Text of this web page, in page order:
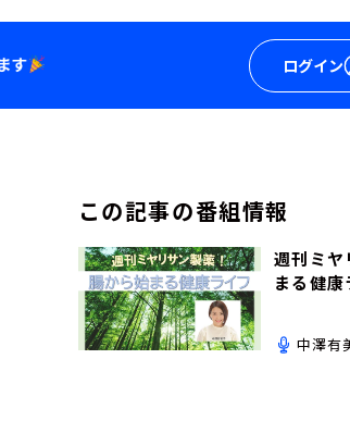
ログイン
この記事の番組情報
週刊ミヤ
まる健康
中澤有